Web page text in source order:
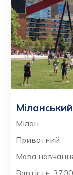
Мілан
Приватний
Мова
Вартість: